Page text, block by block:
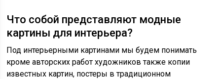
Что собой представляют модные
картины для интерьера?
Под интерьерными картинами мы будем понимать
кроме авторских работ художников также копии
известных картин, постеры в традиционном